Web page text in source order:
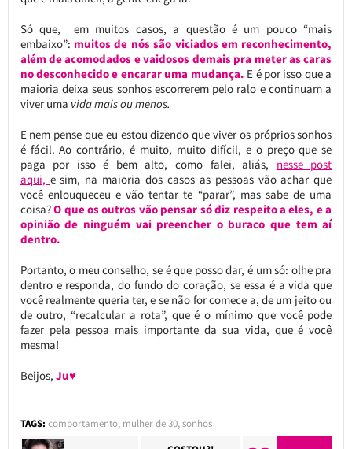
Só que, em muitos casos, a questão é um pouco “mais
embaixo”: muitos de nós são viciados em reconhecimento,
além de acomodados e vaidosos demais pra meter as caras
no desconhecido e encarar uma mudança. E é por isso que a
maioria deixa seus sonhos escorrerem pelo ralo e continuam a
viver uma vida mais ou menos.
E nem pense que eu estou dizendo que viver os próprios sonhos
é fácil. Ao contrário, é muito, muito difícil, e o preço que se
paga por isso é bem alto, como falei, aliás, nesse post
aqui, e sim, na maioria dos casos as pessoas vão achar que
você enlouqueceu e vão tentar te “parar”, mas sabe de uma
coisa?O que os outros vão pensar só diz respeito a eles, e a
opinião de ninguém vai preencher o buraco que tem aí
dentro.
Portanto, o meu conselho, se é que posso dar, é um só: olhe pra
dentro e responda, do fundo do coração, se essa é a vida que
você realmente queria ter, e se não for comece a, de um jeito ou
de outro, “recalcular a rota”, que é o mínimo que você pode
fazer pela pessoa mais importante da sua vida, que é você
mesma!
Beijos, Ju♥
TAGS: comportamento, mulher de 30,sonhos